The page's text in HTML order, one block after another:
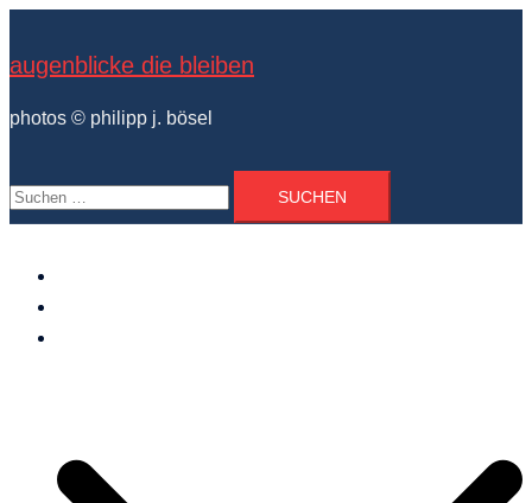
springen
augenblicke die bleiben
photos © philipp j. bösel
Suchen
nach: